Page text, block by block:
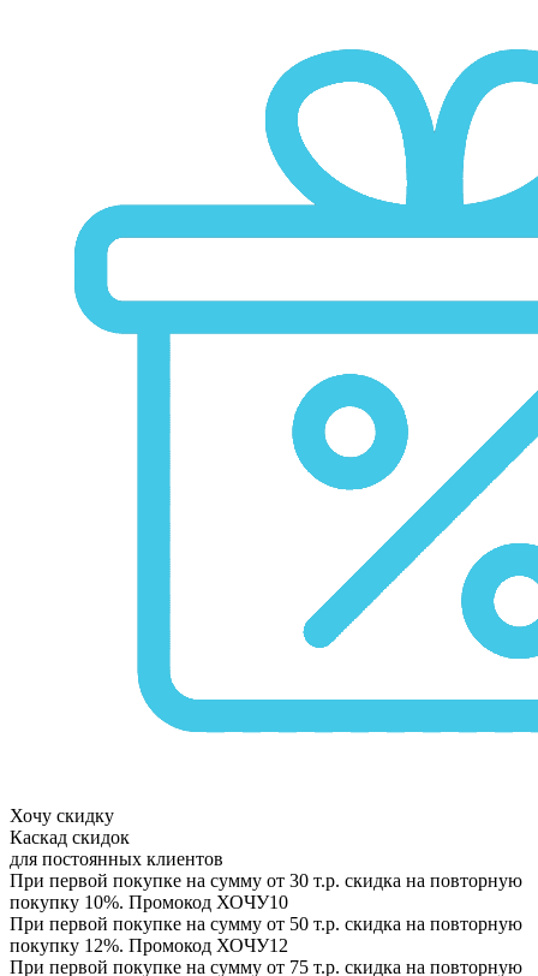
Хочу скидку
Каскад скидок
для постоянных клиентов
При первой покупке на сумму от 30 т.р. скидка на повторную
покупку 10%. Промокод ХОЧУ10
При первой покупке на сумму от 50 т.р. скидка на повторную
покупку 12%. Промокод ХОЧУ12
При первой покупке на сумму от 75 т.р. скидка на повторную